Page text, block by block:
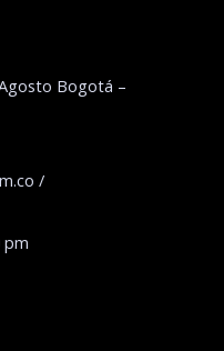
Bogotá –
/
pm